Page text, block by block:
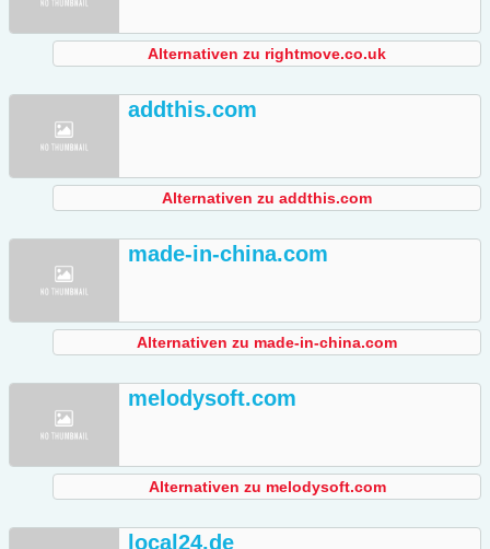
Alternativen zu rightmove.co.uk
addthis.com
Alternativen zu addthis.com
made-in-china.com
Alternativen zu made-in-china.com
melodysoft.com
Alternativen zu melodysoft.com
local24.de